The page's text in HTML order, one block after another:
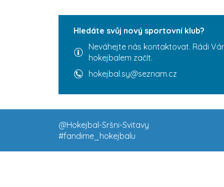
Hledáte svůj nový sportovní klub?
Neváhejte nás kontaktovat. Rádi
hokejbalem začít.
hokejbal.sy@seznam.cz
@Hokejbal-Sršni-Svitavy
#fandime_hokejbalu